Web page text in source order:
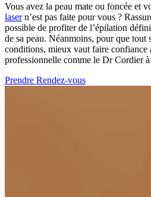
Vous avez la peau mate ou foncée et
lasern’est pas faite pour vous ?
possible de profiter de l’épilation
de sa peau. Néanmoins, pour que tout
conditions, mieux vaut faire confiance
professionnelle comme le Dr Cordier
Prendre Rendez-vous